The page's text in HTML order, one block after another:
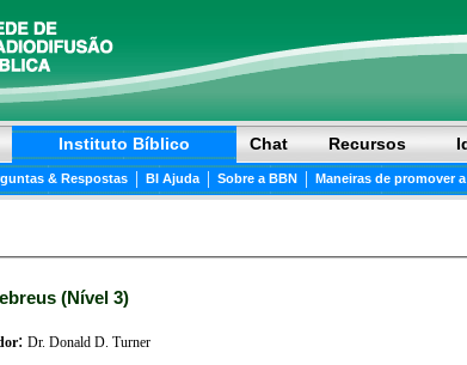
Instituto Bíblico Chat Recursos
& Respostas | BI Ajuda | Sobre a BBN | Maneiras de promover
Hebreus (Nível 3)
: Dr. Donald D. Turner